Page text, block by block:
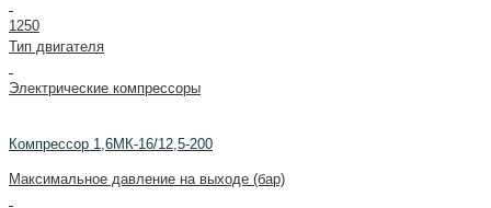
1250
Тип двигателя
Электрические компрессоры
Компрессор 1,6МК-16/12,5-200
Максимальное давление на выходе (бар)